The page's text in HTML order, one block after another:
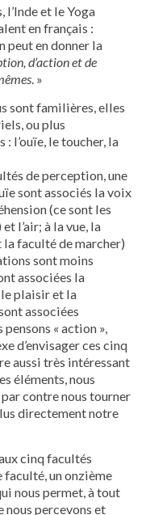
l’Inde et le Yoga
en français :
peut en donner la
d’action et de
. »
sont familières, elles
ou plus
l’ouïe, le toucher, la
de perception, une
sont associés la voix
(ce sont les
l’air; à la vue, la
faculté de marcher)
sont moins
associées la
plaisir et la
associées
« action »,
d’envisager ces cinq
aussi très intéressant
éléments, nous
contre nous tourner
directement notre
cinq facultés
faculté, un onzième
nous permet, à tout
nous percevons et